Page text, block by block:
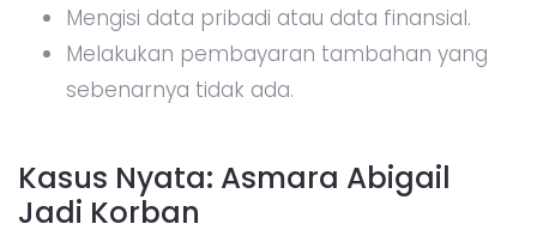
Mengisi data pribadi atau data finansial.
Melakukan pembayaran tambahan yang
sebenarnya tidak ada.
Kasus Nyata: Asmara Abigail
Jadi Korban